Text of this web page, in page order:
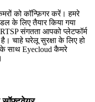
को कॉन्फ़िगर करें। हमरे
के लिए तैयार किया गया
संगतता आपको प्लेटफॉर्म
चाहे घरेलू सुरक्षा के लिए हो
के साथ Eyecloud कैमरे